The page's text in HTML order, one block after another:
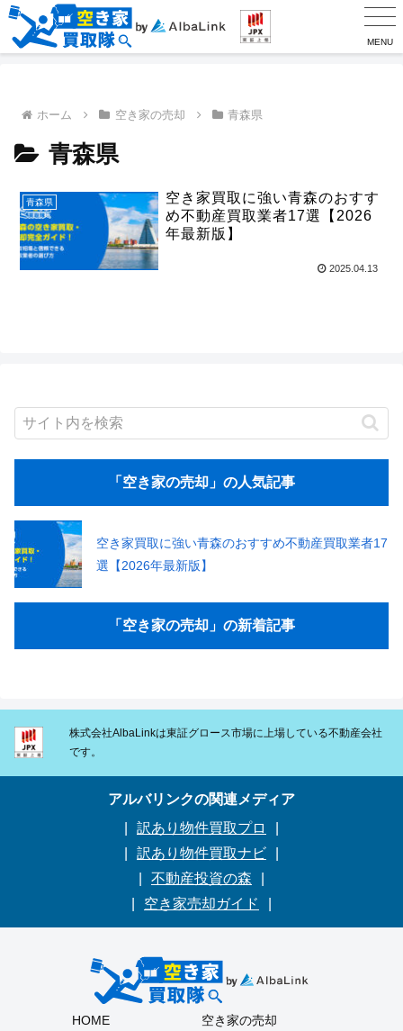
MENU
ホーム 空き家の売却 青森県
青森県
青森県
空き家買取に強い青森のおすす
め不動産買取業者17選【2026
年最新版】
2025.04.13
「空き家の売却」の人気記事
空き家買取に強い青森のおすすめ不動産買取業者17
選【2026年最新版】
「空き家の売却」の新着記事
株式会社AlbaLinkは東証グロース市場に上場している不動産会社
です。
アルバリンクの関連メディア
訳あり物件買取プロ
訳あり物件買取ナビ
不動産投資の森
空き家売却ガイド
HOME
空き家の売却